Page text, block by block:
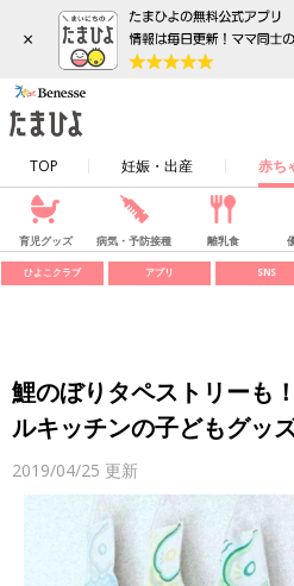
×
TOP 妊娠・出産 赤ち
育児グッズ 病気・予防接種 離乳食
ひよこクラブ アプリ SNS
鯉のぼりタペストリーも
ルキッチンの子どもグッ
2019/04/25 更新